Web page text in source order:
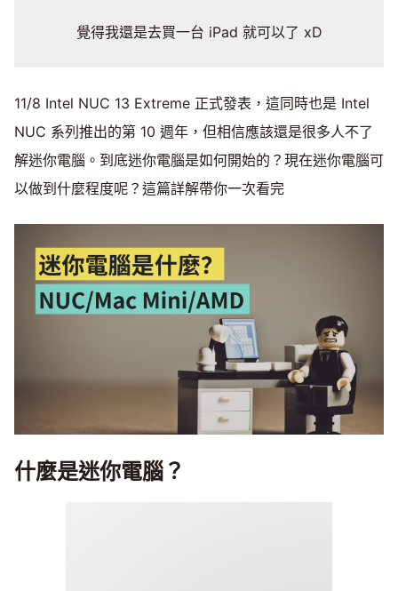
覺得我還是去買一台 iPad 就可以了 xD
11/8 Intel NUC 13 Extreme 正式發表，這同時也是 Intel
NUC 系列推出的第 10 週年，但相信應該還是很多人不了
解迷你電腦。到底迷你電腦是如何開始的？現在迷你電腦可
以做到什麼程度呢？這篇詳解帶你一次看完
什麼是迷你電腦？